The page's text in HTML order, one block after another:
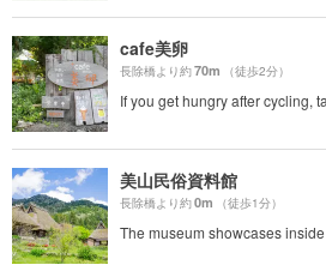
cafe美卵
長除橋より約70m （徒歩2分）
If you get hungry after cycling,
美山民俗資料館
長除橋より約0m （徒歩1分）
The museum showcases